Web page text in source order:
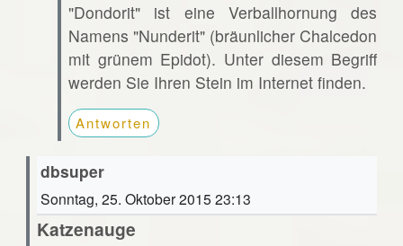
"Dondorit" ist eine Verballhornung des
Namens "Nunderit" (bräunlicher Chalcedon
mit grünem Epidot). Unter diesem Begriff
werden Sie Ihren Stein im Internet finden.
Antworten
dbsuper
Sonntag, 25. Oktober 2015 23:13
Katzenauge